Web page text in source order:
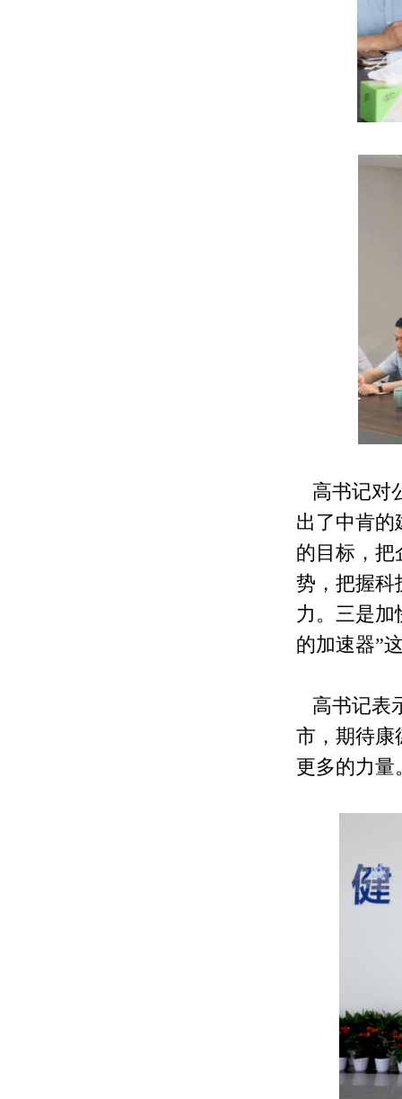
高书记对
出了中肯的
的目标，把
势，把握科
力。三是
的加速器”
高书记表
市，期待康
更多的力量